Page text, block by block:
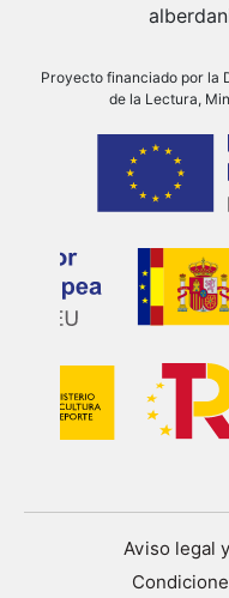
Proyecto financiado por la
de la Lectura,
Aviso legal